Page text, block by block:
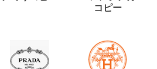
コピー